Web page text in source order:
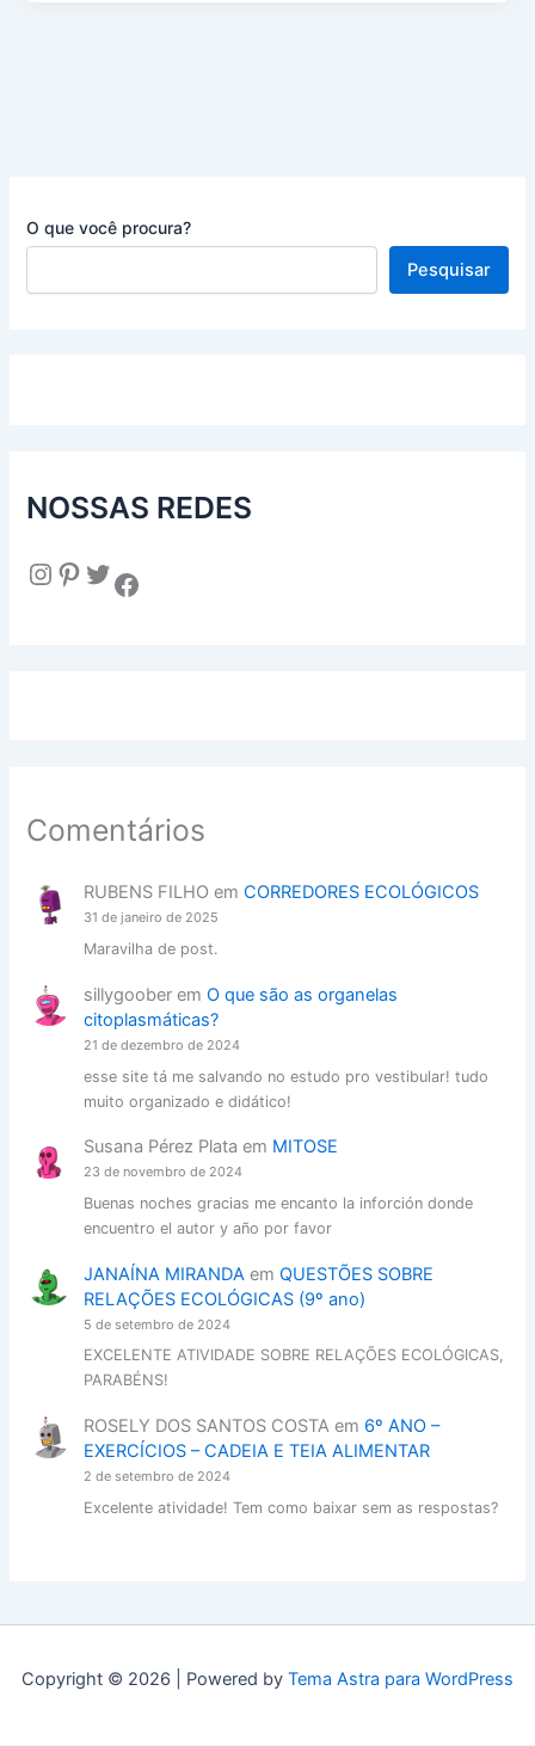
O que você procura?
Pesquisar
NOSSAS REDES
Instagram Pinterest Twitter Facebook
Comentários
RUBENS FILHO em CORREDORES ECOLÓGICOS
31 de janeiro de 2025
Maravilha de post.
sillygooberem O que são as organelas
citoplasmáticas?
21 de dezembro de 2024
esse site tá me salvando no estudo pro vestibular! tudo
muito organizado e didático!
Susana Pérez Plata em MITOSE
23 de novembro de 2024
Buenas noches gracias me encanto la inforción donde
encuentro el autor y año por favor
JANAÍNA MIRANDAem QUESTÕES SOBRE
RELAÇÕES ECOLÓGICAS (9º ano)
5 de setembro de 2024
EXCELENTE ATIVIDADE SOBRE RELAÇÕES ECOLÓGICAS,
PARABÉNS!
ROSELY DOS SANTOS COSTAem 6º ANO –
EXERCÍCIOS – CADEIA E TEIA ALIMENTAR
2 de setembro de 2024
Excelente atividade! Tem como baixar sem as respostas?
Copyright © 2026 | Powered by Tema Astra para WordPress